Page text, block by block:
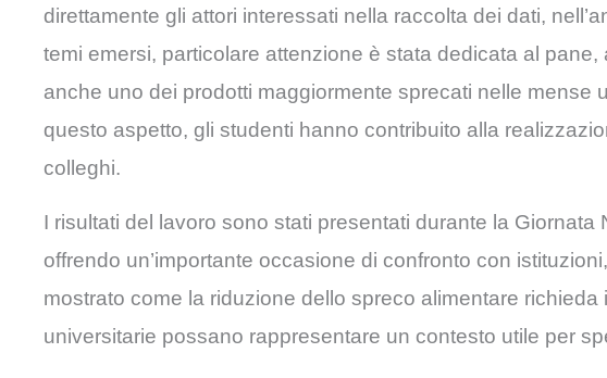
direttamente gli attori interessati nella raccolta dei dati,
temi emersi, particolare attenzione è stata dedicata al
anche uno dei prodotti maggiormente sprecati nelle mense
questo aspetto, gli studenti hanno contribuito alla
colleghi.
I risultati del lavoro sono stati presentati durante la
offrendo un’importante occasione di confronto con
mostrato come la riduzione dello spreco alimentare
universitarie possano rappresentare un contesto utile per